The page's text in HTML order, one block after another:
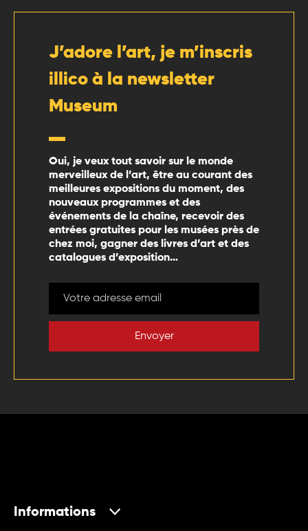
J’adore l’art, je m’inscris
illico à la newsletter
Museum
Oui, je veux tout savoir sur le monde
merveilleux de l’art, être au courant des
meilleures expositions du moment, des
nouveaux programmes et des
événements de la chaîne, recevoir des
entrées gratuites pour les musées près de
chez moi, gagner des livres d’art et des
catalogues d’exposition…
Envoyer
Informations